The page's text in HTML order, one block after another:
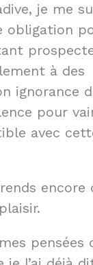
je me
obligation
à des
ignorance
pour
avec
encore
pensées